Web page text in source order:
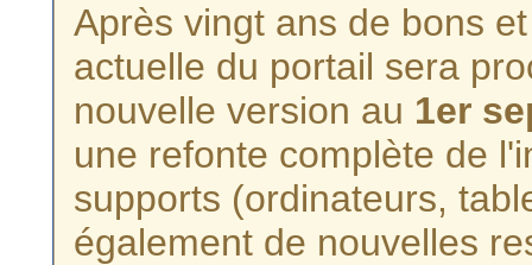
Après vingt ans de bons
actuelle du portail sera
nouvelle version au 1er
une refonte complète de
supports (ordinateurs,
également de nouvelles